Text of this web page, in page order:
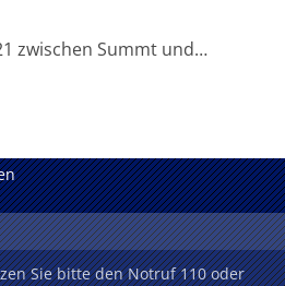
zwischen Summt und…
Sie bitte den Notruf 110 oder